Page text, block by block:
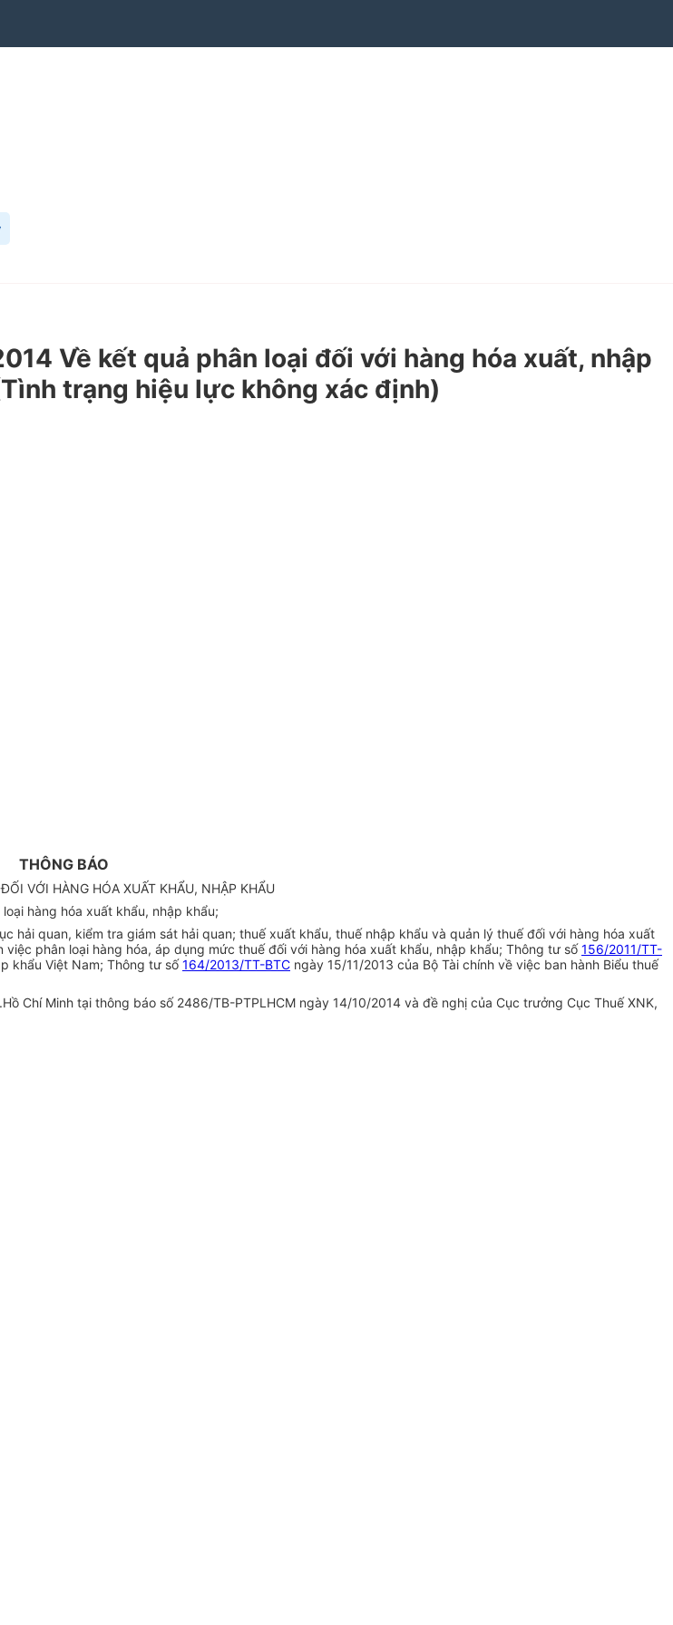
Về kết quả phân loại đối với hàng hóa xuất, nhập
trạng hiệu lực không xác định)
THÔNG BÁO
VỚI HÀNG HÓA XUẤT KHẨU, NHẬP KHẨU
hàng hóa xuất khẩu, nhập khẩu;
hải quan, kiểm tra giám sát hải quan; thuế xuất khẩu, thuế nhập khẩu và quản lý thuế đối với hàng hóa xuất
việc phân loại hàng hóa, áp dụng mức thuế đối với hàng hóa xuất khẩu, nhập khẩu; Thông tư số156/2011/TT-
khẩu Việt Nam; Thông tư số164/2013/TT-BTC ngày 15/11/2013 của Bộ Tài chính về việc ban hành Biểu thuế
Chí Minh tại thông báo số 2486/TB-PTPLHCM ngày 14/10/2014 và đề nghị của Cục trưởng Cục Thuế XNK,